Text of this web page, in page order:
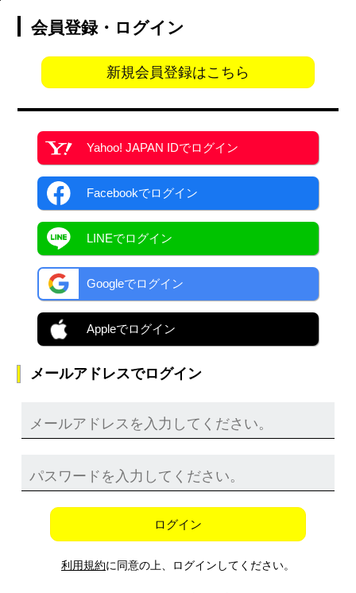
会員登録・ログイン
新規会員登録はこちら
Yahoo! JAPAN IDでログイン
Facebookでログイン
LINEでログイン
Googleでログイン
Appleでログイン
メールアドレスでログイン
ログイン
利用規約に同意の上、ログインしてください。